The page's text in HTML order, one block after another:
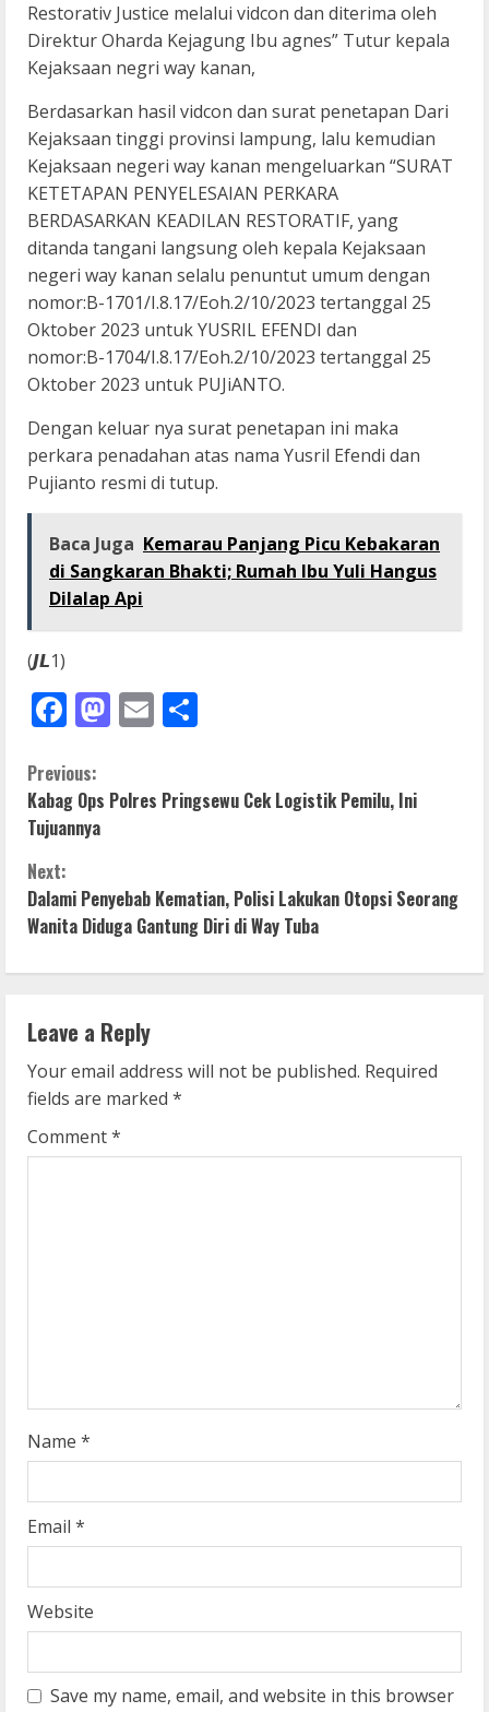
Restorativ Justice melalui vidcon dan diterima oleh
Direktur Oharda Kejagung Ibu agnes” Tutur kepala
Kejaksaan negri way kanan,
Berdasarkan hasil vidcon dan surat penetapan Dari
Kejaksaan tinggi provinsi lampung, lalu kemudian
Kejaksaan negeri way kanan mengeluarkan “SURAT
KETETAPAN PENYELESAIAN PERKARA
BERDASARKAN KEADILAN RESTORATIF, yang
ditanda tangani langsung oleh kepala Kejaksaan
negeri way kanan selalu penuntut umum dengan
nomor:B-1701/I.8.17/Eoh.2/10/2023 tertanggal 25
Oktober 2023 untuk YUSRIL EFENDI dan
nomor:B-1704/I.8.17/Eoh.2/10/2023 tertanggal 25
Oktober 2023 untuk PUJiANTO.
Dengan keluar nya surat penetapan ini maka
perkara penadahan atas nama Yusril Efendi dan
Pujianto resmi di tutup.
Baca Juga Kemarau Panjang Picu Kebakaran
di Sangkaran Bhakti; Rumah Ibu Yuli Hangus
Dilalap Api
(𝙅𝙇1)
Facebook
Mastodon
Email
C
o
n
t
i
n
u
e
R
g
Previous:
Kabag Ops Polres Pringsewu Cek Logistik Pemilu, Ini
Tujuannya
Next:
Dalami Penyebab Kematian, Polisi Lakukan Otopsi Seorang
Wanita Diduga Gantung Diri di Way Tuba
Leave a Reply
Your email address will not be published. Required
fields are marked *
Comment*
Name *
Email *
Website
Save my name, email, and website in this browser